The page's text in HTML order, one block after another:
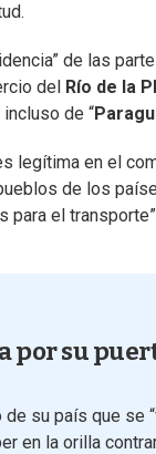
de las
del
Río de la
de “
legítima en el
de los
para el
por su
su país que se
en la orilla